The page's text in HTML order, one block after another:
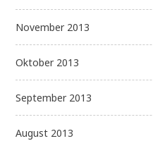
November 2013
Oktober 2013
September 2013
August 2013